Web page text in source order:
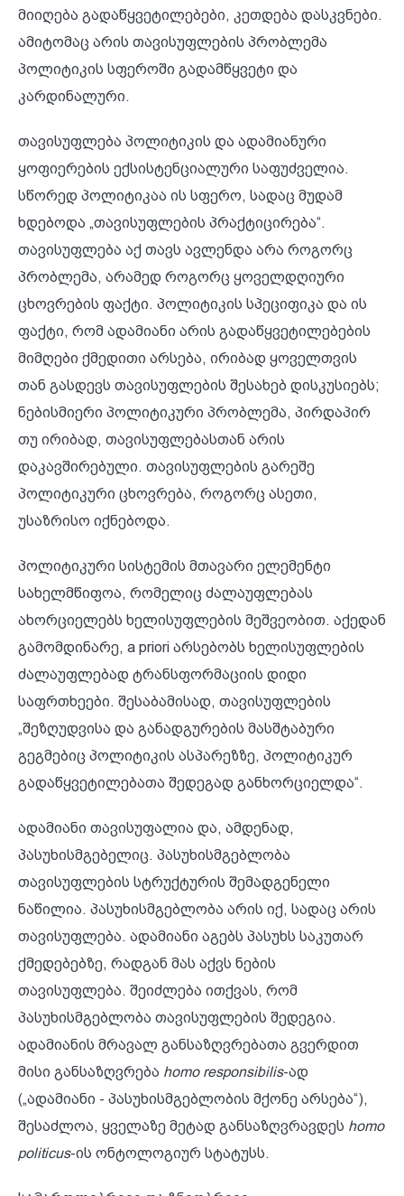
მიიღება გადაწყვეტილებები, კეთდება დასკვნები.
ამიტომაც არის თავისუფლების პრობლემა
პოლიტიკის სფეროში გადამწყვეტი და
კარდინალური.
თავისუფლება პოლიტიკის და ადამიანური
ყოფიერების ექსისტენციალური საფუძველია.
სწორედ პოლიტიკაა ის სფერო, სადაც მუდამ
ხდებოდა „თავისუფლების პრაქტიცირება“.
თავისუფლება აქ თავს ავლენდა არა როგორც
პრობლემა, არამედ როგორც ყოველდღიური
ცხოვრების ფაქტი. პოლიტიკის სპეციფიკა და ის
ფაქტი, რომ ადამიანი არის გადაწყვეტილებების
მიმღები ქმედითი არსება, ირიბად ყოველთვის
თან გასდევს თავისუფლების შესახებ დისკუსიებს;
ნებისმიერი პოლიტიკური პრობლემა, პირდაპირ
თუ ირიბად, თავისუფლებასთან არის
დაკავშირებული. თავისუფლების გარეშე
პოლიტიკური ცხოვრება, როგორც ასეთი,
უსაზრისო იქნებოდა.
პოლიტიკური სისტემის მთავარი ელემენტი
სახელმწიფოა, რომელიც ძალაუფლებას
ახორციელებს ხელისუფლების მეშვეობით. აქედან
გამომდინარე, a priori არსებობს ხელისუფლების
ძალაუფლებად ტრანსფორმაციის დიდი
საფრთხეები. შესაბამისად, თავისუფლების
„შეზღუდვისა და განადგურების მასშტაბური
გეგმებიც პოლიტიკის ასპარეზზე, პოლიტიკურ
გადაწყვეტილებათა შედეგად განხორციელდა“.
ადამიანი თავისუფალია და, ამდენად,
პასუხისმგებელიც. პასუხისმგებლობა
თავისუფლების სტრუქტურის შემადგენელი
ნაწილია. პასუხისმგებლობა არის იქ, სადაც არის
თავისუფლება. ადამიანი აგებს პასუხს საკუთარ
ქმედებებზე, რადგან მას აქვს ნების
თავისუფლება. შეიძლება ითქვას, რომ
პასუხისმგებლობა თავისუფლების შედეგია.
ადამიანის მრავალ განსაზღვრებათა გვერდით
მისი განსაზღვრება homo responsibilis-ად
(„ადამიანი - პასუხისმგებლობის მქონე არსება“),
შესაძლოა, ყველაზე მეტად განსაზღვრავდეს homo
politicus-ის ონტოლოგიურ სტატუსს.